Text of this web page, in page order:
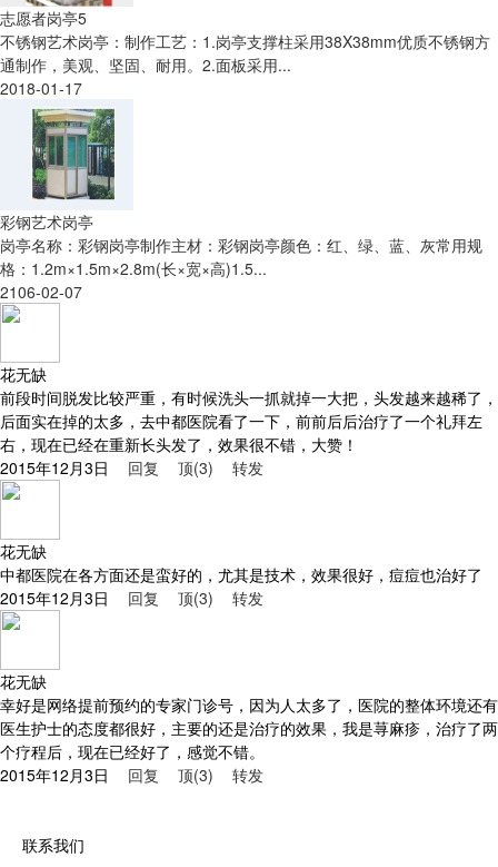
志愿者岗亭5
不锈钢艺术岗亭：制作工艺：1.岗亭支撑柱采用38X38mm优质不锈钢方
通制作，美观、坚固、耐用。2.面板采用...
2018-01-17
彩钢艺术岗亭
岗亭名称：彩钢岗亭制作主材：彩钢岗亭颜色：红、绿、蓝、灰常用规
格：1.2m×1.5m×2.8m(长×宽×高)1.5...
2106-02-07
花无缺
前段时间脱发比较严重，有时候洗头一抓就掉一大把，头发越来越稀了，
后面实在掉的太多，去中都医院看了一下，前前后后治疗了一个礼拜左
右，现在已经在重新长头发了，效果很不错，大赞！
2015年12月3日
回复 顶(3) 转发
花无缺
中都医院在各方面还是蛮好的，尤其是技术，效果很好，痘痘也治好了
2015年12月3日
回复 顶(3) 转发
花无缺
幸好是网络提前预约的专家门诊号，因为人太多了，医院的整体环境还有
医生护士的态度都很好，主要的还是治疗的效果，我是荨麻疹，治疗了两
个疗程后，现在已经好了，感觉不错。
2015年12月3日
回复 顶(3) 转发
联系我们